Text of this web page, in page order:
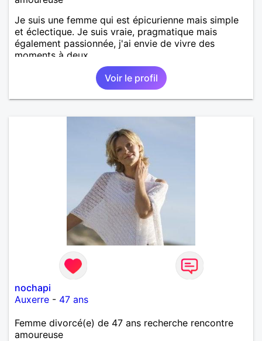
Je suis une femme qui est épicurienne mais simple
et éclectique. Je suis vraie, pragmatique mais
également passionnée, j'ai envie de vivre des
moments à deux.
Voir le profil
nochapi
Auxerre - 47 ans
Femme divorcé(e) de 47 ans recherche rencontre
amoureuse